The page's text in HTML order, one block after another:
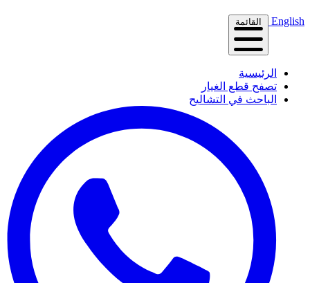
English القائمة
الرئيسية
تصفح قطع الغيار
الباحث في التشاليح